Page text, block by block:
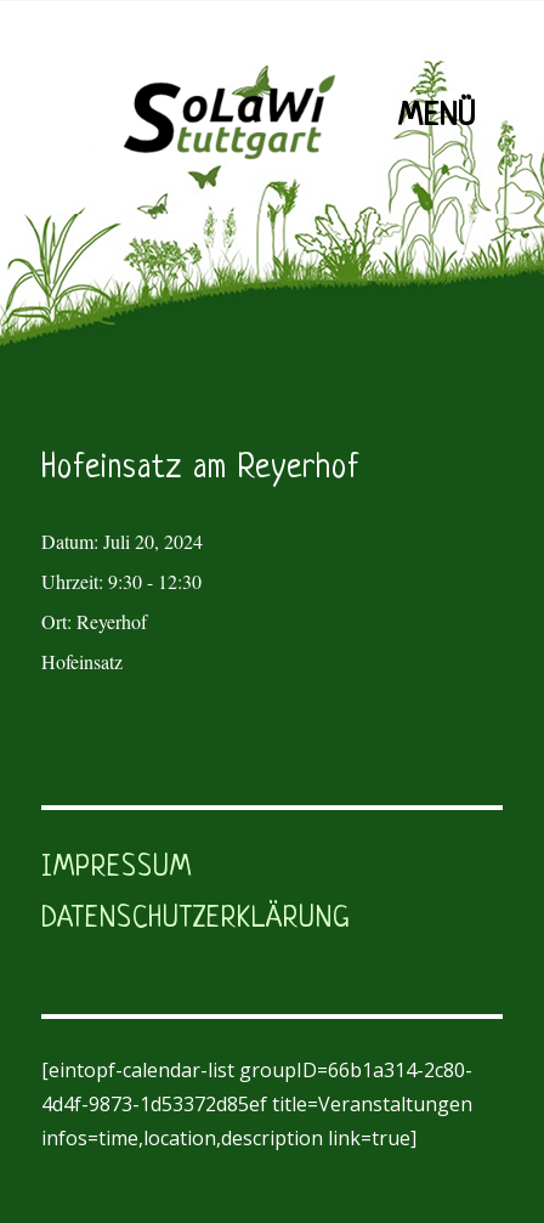
SoLaWiS
MENÜ
Hofeinsatz am Reyerhof
Datum:Juli 20, 2024
Uhrzeit:9:30 - 12:30
Ort:Reyerhof
Hofeinsatz
IMPRESSUM
DATENSCHUTZERKLÄRUNG
[eintopf-calendar-list groupID=66b1a314-2c80-
4d4f-9873-1d53372d85ef title=Veranstaltungen
infos=time,location,description link=true]